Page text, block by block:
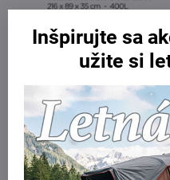
Technické údaje:
Šírka: 68 cm
Výška: 42 cm
Dĺžka: 188 cm
Inšpirujte sa
užite si